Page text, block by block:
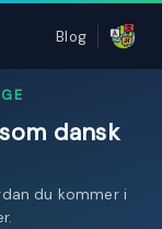
Blog
dansk
du kommer i